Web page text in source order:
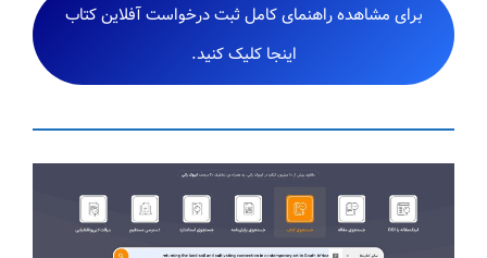
برای مشاهده راهنمای کامل ثبت درخواست آفلاین کتاب
اینجا کلیک کنید.